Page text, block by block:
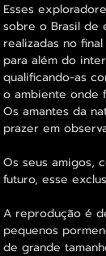
Esses
sobre o Brasil de
realizadas no
para além do
qualificando-as
o ambiente onde
Os amantes da
prazer em
Os seus amigos,
futuro, esse
A reprodução é
pequenos
de grande